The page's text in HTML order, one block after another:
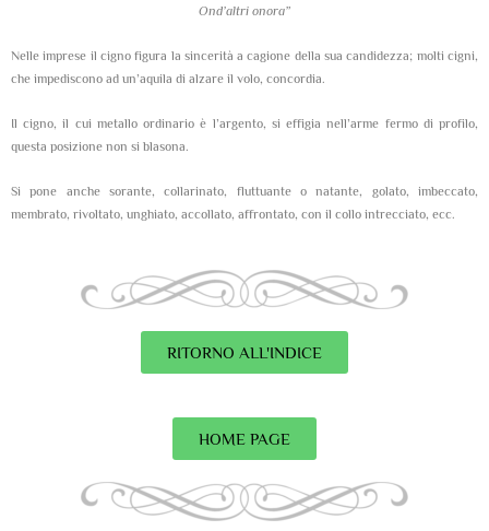
Ond’altri onora”
Nelle imprese il cigno figura la sincerità a cagione della sua candidezza; molti cigni,
che impediscono ad un’aquila di alzare il volo, concordia.
Il cigno, il cui metallo ordinario è l’argento, si effigia nell’arme fermo di profilo,
questa posizione non si blasona.
Si pone anche sorante, collarinato, fluttuante o natante, golato, imbeccato,
membrato, rivoltato, unghiato, accollato, affrontato, con il collo intrecciato, ecc.
RITORNO ALL'INDICE
HOME PAGE